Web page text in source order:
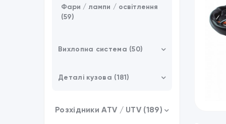
Аксессуари (21)
Зарядні пристрої /
Обладнання (16)
Фари / лампи / освітлення
(59)
Вихлопна система (50)
Випускні колектори (12)
Деталі кузова (181)
Розхідники ATV / UTV (189)